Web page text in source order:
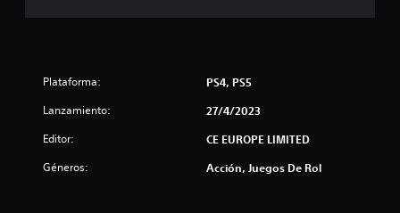
Plataforma: PS4, PS5
Lanzamiento: 27/4/2023
Editor: CE EUROPE LIMITED
Géneros: Acción, Juegos De Rol